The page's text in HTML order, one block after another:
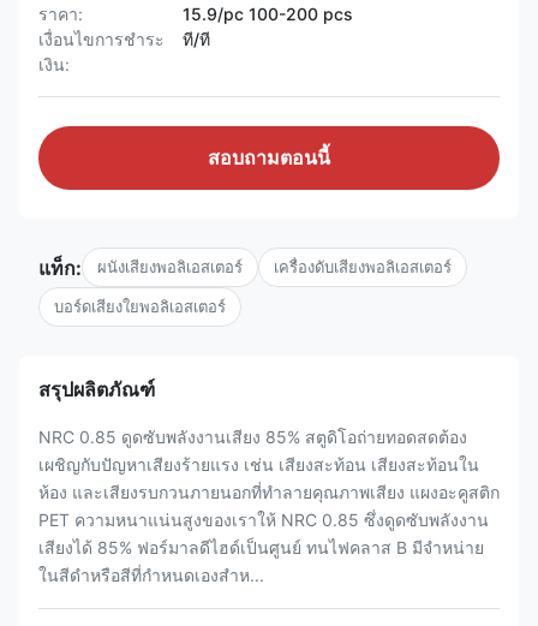
ราคา:
15.9/pc 100-200 pcs
เงื่อนไขการชำระ
เงิน:
ที/ที
สอบถามตอนนี้
แท็ก: ผนังเสียงพอลิเอสเตอร์ เครื่องดับเสียงพอลิเอสเตอร์
บอร์ดเสียงใยพอลิเอสเตอร์
สรุปผลิตภัณฑ์
NRC 0.85 ดูดซับพลังงานเสียง 85% สตูดิโอถ่ายทอดสดต้อง
เผชิญกับปัญหาเสียงร้ายแรง เช่น เสียงสะท้อน เสียงสะท้อนใน
ห้อง และเสียงรบกวนภายนอกที่ทำลายคุณภาพเสียง แผงอะคูสติก
PET ความหนาแน่นสูงของเราให้ NRC 0.85 ซึ่งดูดซับพลังงาน
เสียงได้ 85% ฟอร์มาลดีไฮด์เป็นศูนย์ ทนไฟคลาส B มีจำหน่าย
ในสีดำหรือสีที่กำหนดเองสำห...